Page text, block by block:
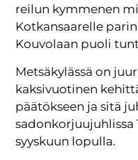
reilun kymmenen
Kotkansaarelle
Kouvolaan puoli
Metsäkylässä on
kaksivuotinen
päätökseen ja sitä
sadonkorjuujuhlissa
syyskuun lopulla.